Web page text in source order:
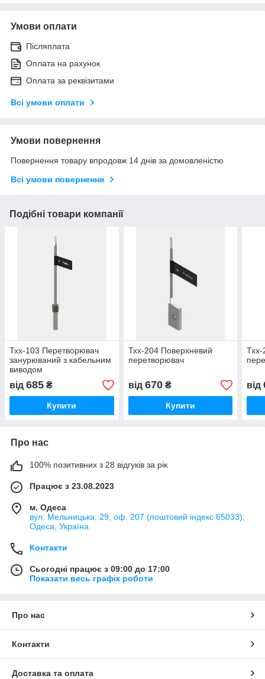
Умови оплати
Післяплата
Оплата на рахунок
Оплата за реквізитами
Всі умови оплати
Умови повернення
Повернення товару впродовж 14 днів за домовленістю
Всі умови повернення
Подібні товари компанії
Тхх-103 Перетворювач
занурюваний з кабельним
виводом
від 685 ₴
Купити
Тхх-204 Поверхневий
перетворювач
від 670₴
Купити
від
Про нас
100% позитивних з 28 відгуків за рік
Працює з 23.08.2023
м. Одеса
вул. Мельницька, 29, оф. 207 (поштовий індекс 65033),
Одеса, Україна
Контакти
Сьогодні працює з 09:00 до 17:00
Показати весь графік роботи
Про нас
Контакти
Доставка та оплата